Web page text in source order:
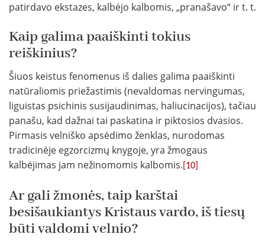
patirdavo ekstazes, kalbėjo kalbomis, „pranašavo“ ir t. t.
Kaip galima paaiškinti tokius
reiškinius?
Šiuos keistus fenomenus iš dalies galima paaiškinti
natūraliomis priežastimis (nevaldomas nervingumas,
liguistas psichinis susijaudinimas, haliucinacijos), tačiau
panašu, kad dažnai tai paskatina ir piktosios dvasios.
Pirmasis velniško apsėdimo ženklas, nurodomas
tradicinėje egzorcizmų knygoje, yra žmogaus
kalbėjimas jam nežinomomis kalbomis. [10]
Ar gali žmonės, taip karštai
besišaukiantys Kristaus vardo, iš tiesų
būti valdomi velnio?